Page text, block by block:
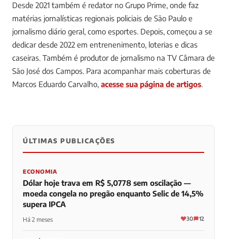
Desde 2021 também é redator no Grupo Prime, onde faz
matérias jornalísticas regionais policiais de São Paulo e
jornalismo diário geral, como esportes. Depois, começou a se
dedicar desde 2022 em entrenenimento, loterias e dicas
caseiras. Também é produtor de jornalismo na TV Câmara de
São José dos Campos. Para acompanhar mais coberturas de
Marcos Eduardo Carvalho, acesse sua página de artigos.
0 0 0
ÚLTIMAS PUBLICAÇÕES
ECONOMIA
Dólar hoje trava em R$ 5,0778 sem oscilação —
moeda congela no pregão enquanto Selic de 14,5%
supera IPCA
Há 2 meses 30 12